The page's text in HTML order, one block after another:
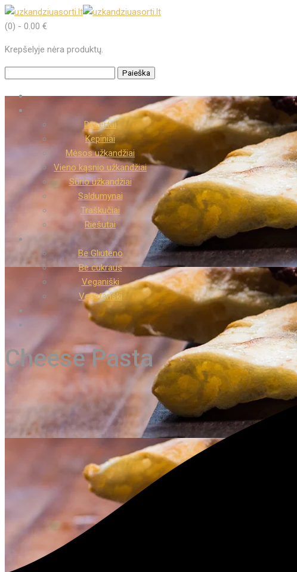
(0) - 0.00 €
Krepšelyje nėra produktų.
Desertai
Kepiniai
Mėsos užkandžiai
Vieno kąsnio užkandžiai
Sūrio užkandžiai
Saldumynai
Traškučiai
Riešutai
Be Gliuteno
Be cukraus
Veganiški
Vegetariški
Cheese Pasta